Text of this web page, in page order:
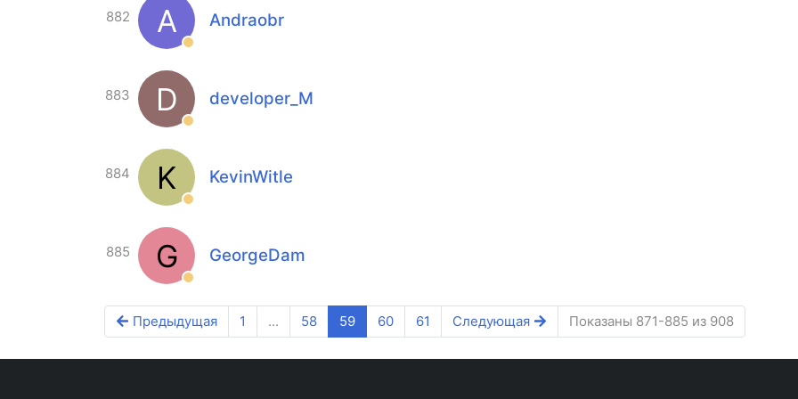
882 A Andraobr
883 D developer_M
884 K KevinWitle
885 G GeorgeDam
Предыдущая 1 ... 58 59 60 61 Следующая Показаны 871-885 из 908